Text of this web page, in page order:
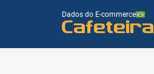
Dados do E-commerce
Cafeteira